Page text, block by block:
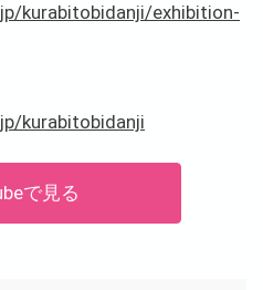
kurabitobidanji/exhibition-
kurabitobidanji
で見る